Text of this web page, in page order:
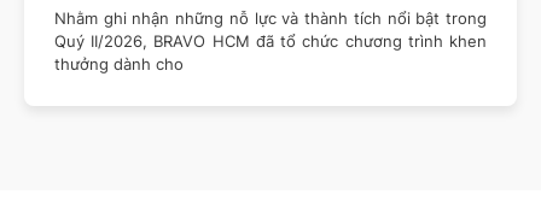
Nhằm ghi nhận những nỗ lực và thành tích nổi bật trong
Quý II/2026, BRAVO HCM đã tổ chức chương trình khen
thưởng dành cho